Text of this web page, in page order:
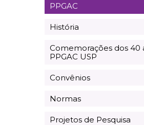
PPGAC
História
Comemorações dos 40
PPGAC USP
Convênios
Normas
Projetos de Pesquisa